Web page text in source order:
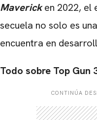
Mavericken 2022, el
secuela no solo es
encuentra en
Todo sobre Top Gun
CONTINÚA